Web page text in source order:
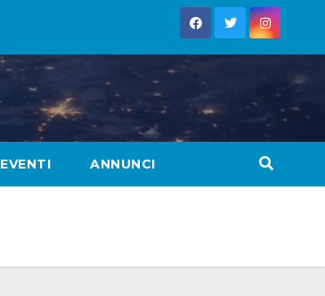
EVENTI ANNUNCI